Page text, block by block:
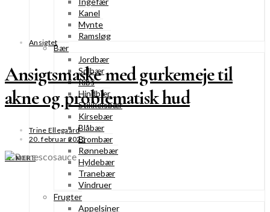
Kanel
Mynte
Ramsløg
Bær
Jordbær
Solbær
Ribs
Hindbær
Stikkelsbær
Kirsebær
Blåbær
Brombær
Rønnebær
Hyldebær
Tranebær
Vindruer
Frugter
Appelsiner
Ansigtet
Ansigtsmaske med gurkemeje til
akne og problematisk hud
Trine Ellegaard
20. februar 2025
SE MERE